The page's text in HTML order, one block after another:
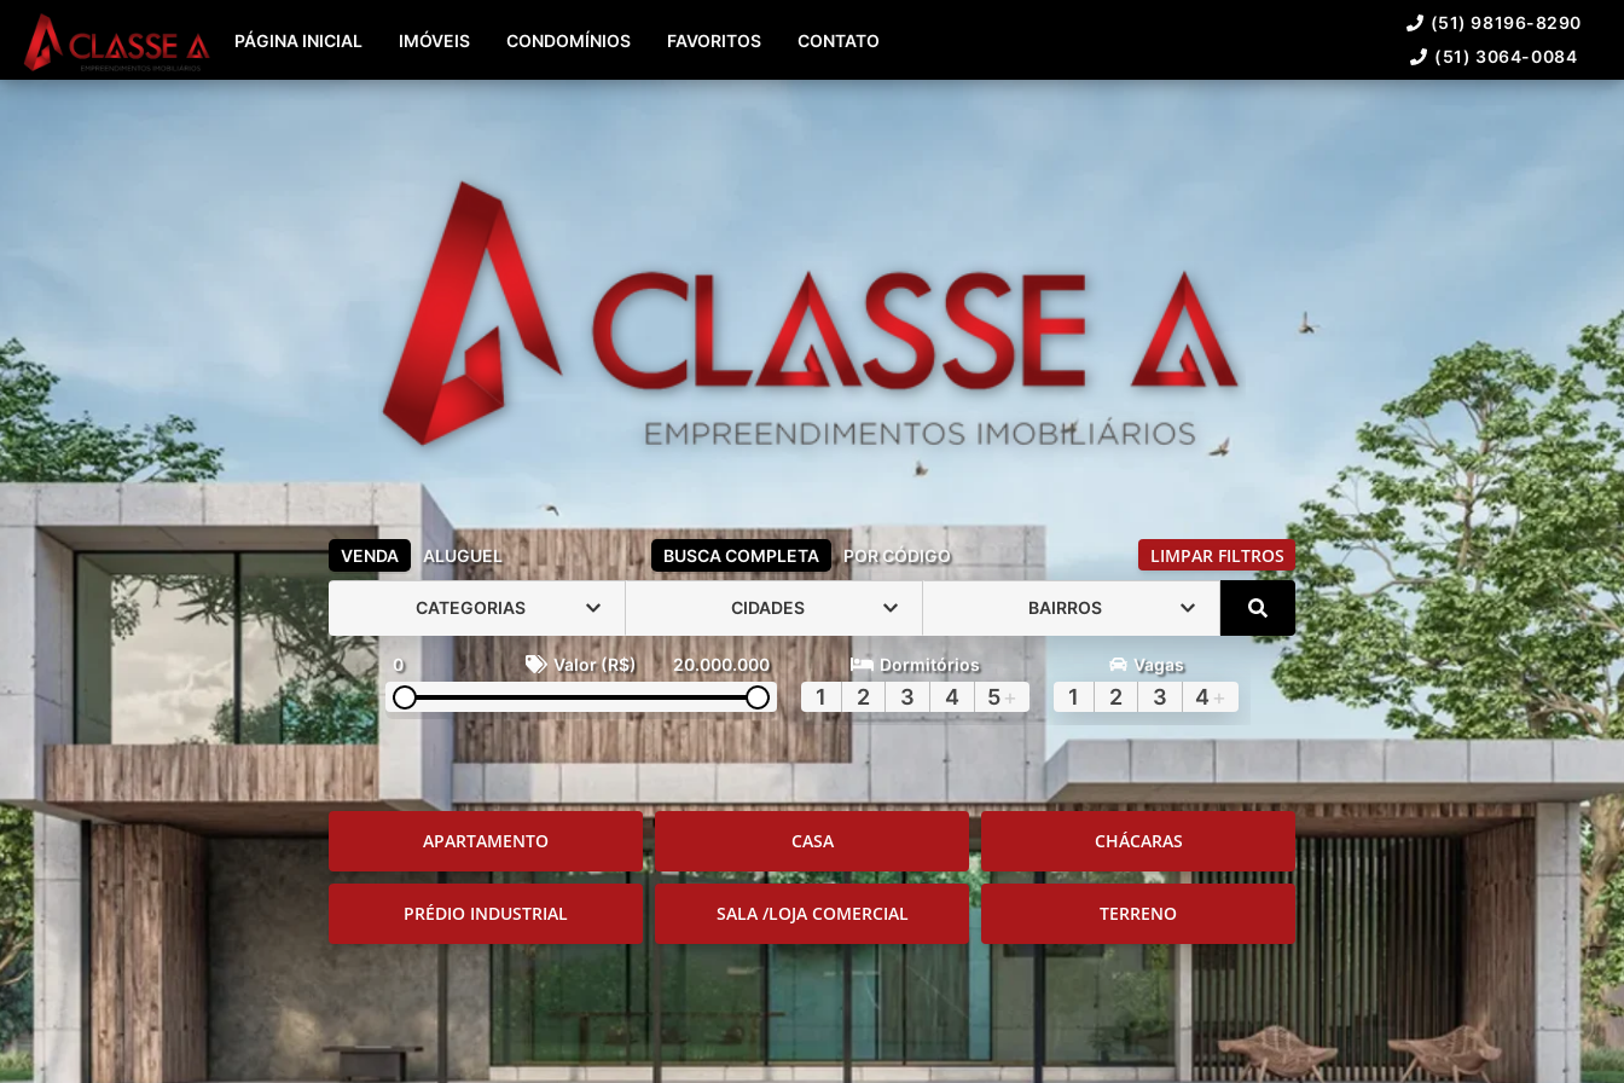
(51) 98196-8290 (51) 3064-0084
PÁGINA INICIAL IMÓVEIS CONDOMÍNIOS FAVORITOS CONTATO
(51) 98196-8290
(51) 3064-0084
VENDA ALUGUEL BUSCA COMPLETA POR CÓDIGO LIMPAR FILTROS
CATEGORIAS CIDADES BAIRROS
0 Valor (R$) 20.000.000 Dormitórios
1 2 3 4 5+
Vagas
1 2 3 4 +
APARTAMENTO CASA CHÁCARAS
PRÉDIO INDUSTRIAL SALA /LOJA COMERCIAL TERRENO